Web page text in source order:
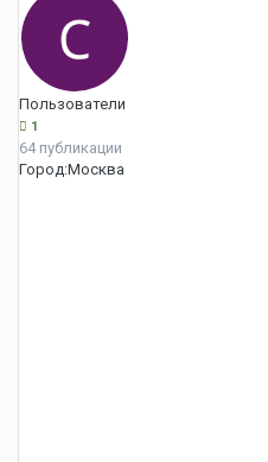
Пользователи
1
64 публикации
Город:Москва